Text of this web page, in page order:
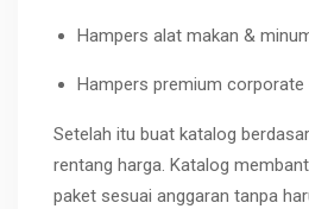
Hampers alat makan &
Hampers premium
Setelah itu buat katalog
rentang harga. Katalog
paket sesuai anggaran tanpa